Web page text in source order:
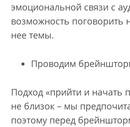
эмоциональной связи с
возможность поговорить
нее темы.
Проводим
Подход «прийти и начать
не близок – мы
поэтому перед